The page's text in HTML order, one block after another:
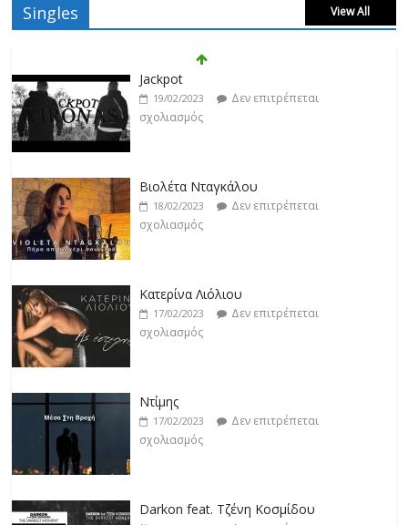
Singles View All
Βιολέτα Νταγκάλου
18/02/2023
Δεν επιτρέπεται
σχολιασμός
Κατερίνα Λιόλιου
17/02/2023
Δεν επιτρέπεται
σχολιασμός
Ντίμης
17/02/2023
Δεν επιτρέπεται
σχολιασμός
Darkon feat. Τζένη Κοσμίδου
17/02/2023
Δεν επιτρέπεται
σχολιασμός
Νεκτάριος Μαλλάς